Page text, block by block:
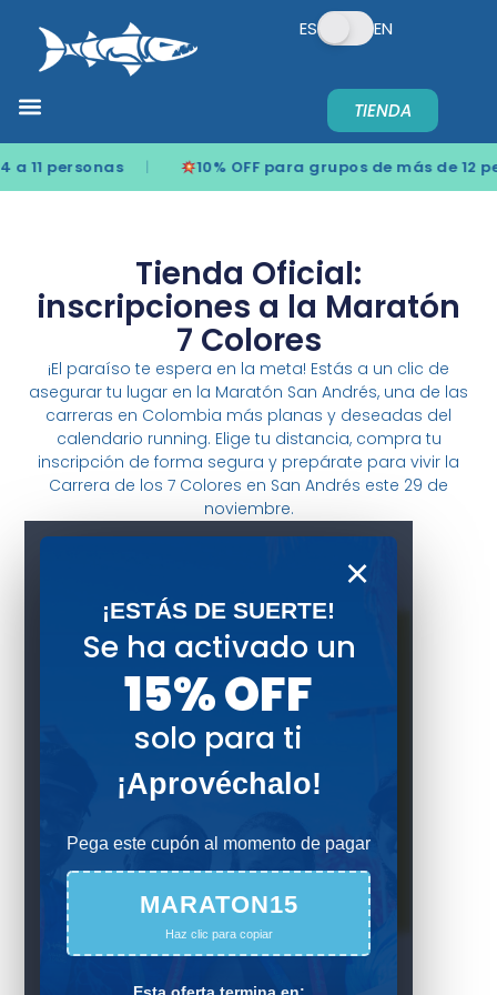
ES EN
TIENDA
11 personas 10% OFF para grupos de más de 12
Tienda Oficial:
inscripciones a la Maratón
7 Colores
¡El paraíso te espera en la meta! Estás a un clic de
asegurar tu lugar en la Maratón San Andrés, una de las
carreras en Colombia más planas y deseadas del
calendario running. Elige tu distancia, compra tu
inscripción de forma segura y prepárate para vivir la
Carrera de los 7 Colores en San Andrés este 29 de
noviembre.
×
¡ESTÁS DE SUERTE!
Se ha activado un
15% OFF
solo para ti
¡Aprovéchalo!
Pega este cupón al momento de pagar
MARATON15
Haz clic para copiar
42K: Maratón en Colombia